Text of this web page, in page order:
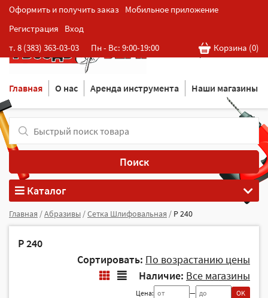
Оформить и получить заказ Мобильное приложение
Регистрация
Вход
т. 8 (383) 363-03-03
Пн - Вс: 9:00-19:00 Корзина (0)
Розничная cеть магазинов
в Новосибирске
Главная О нас Аренда инструмента Наши магазины
Поиск
Каталог
Главная /Абразивы /Сетка Шлифовальная / Р 240
Р 240
Сортировать: По возрастанию цены
Наличие: Все магазины
Цена: — OK